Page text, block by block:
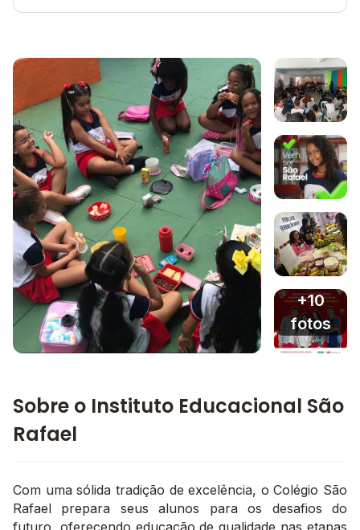
Galeria de imagem
Imagem 1
Imagem 2
Imagem 3
+10
fotos
Sobre o Instituto Educacional São
Rafael
Com uma sólida tradição de excelência, o Colégio São
Rafael prepara seus alunos para os desafios do
futuro, oferecendo educação de qualidade nas etapas